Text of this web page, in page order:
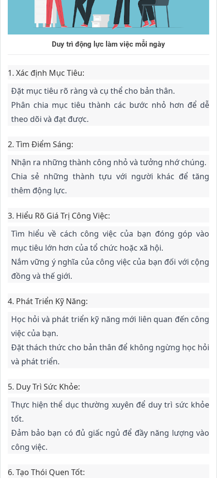
Duy trì động lực làm việc mỗi ngày
1. Xác định Mục Tiêu:
Đặt mục tiêu rõ ràng và cụ thể cho bản thân.
Phân chia mục tiêu thành các bước nhỏ hơn để dễ
theo dõi và đạt được.
2. Tìm Điểm Sáng:
Nhận ra những thành công nhỏ và tưởng nhớ chúng.
Chia sẻ những thành tựu với người khác để tăng
thêm động lực.
3. Hiểu Rõ Giá Trị Công Việc:
Tìm hiểu về cách công việc của bạn đóng góp vào
mục tiêu lớn hơn của tổ chức hoặc xã hội.
Nắm vững ý nghĩa của công việc của bạn đối với cộng
đồng và thế giới.
4. Phát Triển Kỹ Năng:
Học hỏi và phát triển kỹ năng mới liên quan đến công
việc của bạn.
Đặt thách thức cho bản thân để không ngừng học hỏi
và phát triển.
5. Duy Trì Sức Khỏe:
Thực hiện thể dục thường xuyên để duy trì sức khỏe
tốt.
Đảm bảo bạn có đủ giấc ngủ để đầy năng lượng vào
công việc.
6. Tạo Thói Quen Tốt: